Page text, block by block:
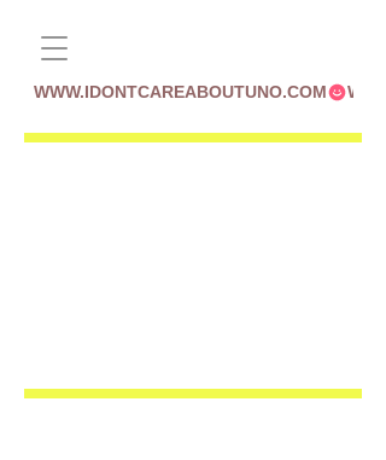
WWW.IDONTCAREABOUTUNO.COM